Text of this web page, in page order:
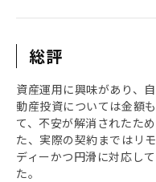
総評
資産運用に興味があり、
動産投資については金額
て、不安が解消されたた
た、実際の契約まではリ
ディーかつ円滑に対応し
た。